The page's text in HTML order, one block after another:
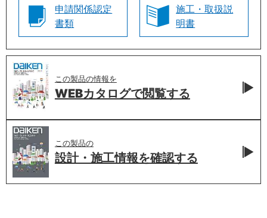
申請関係認定
書類
施工・取扱説
明書
この製品の情報を
WEBカタログで閲覧する
この製品の
設計・施工情報を確認する